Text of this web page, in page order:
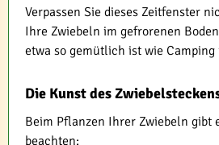
Verpassen Sie dieses Zeitfenster
Ihre Zwiebeln im gefrorenen
etwa so gemütlich ist wie
Die Kunst des
Beim Pflanzen Ihrer Zwiebeln gibt
beachten: